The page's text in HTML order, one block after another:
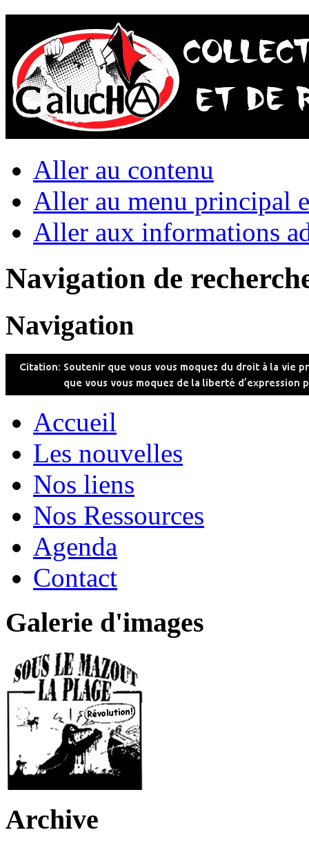
Aller au contenu
Aller au menu principal
Aller aux informations
Navigation de
Navigation
Accueil
Les nouvelles
Nos liens
Nos Ressources
Agenda
Contact
Galerie d'images
Archive